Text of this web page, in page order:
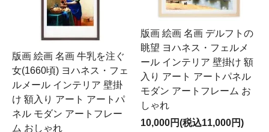
版画 絵画 名画 牛乳を注ぐ
女(1660頃) ヨハネス・フェ
ルメール インテリア 壁掛
け 額入り アート アートパ
ネル モダン アートフレー
ム おしゃれ
版画 絵画 名画 デルフトの
眺望 ヨハネス・フェルメ
ール インテリア 壁掛け 額
入り アート アートパネル
モダン アートフレーム お
しゃれ
10,000円(税込11,000円)